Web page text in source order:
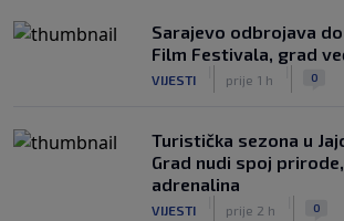
Sarajevo odbrojava
Film Festivala, grad
VIJESTI prije 1 h 0
Turistička sezona u
Grad nudi spoj
adrenalina
VIJESTI prije 2 h 0